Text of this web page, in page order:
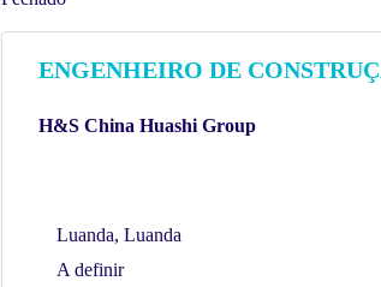
ENGENHEIRO DE
H&S China Huashi Group
Luanda, Luanda
A definir